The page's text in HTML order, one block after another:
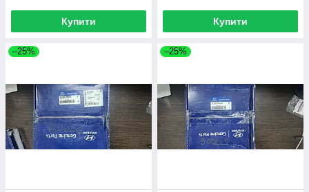
Купити Купити
–25% –25%